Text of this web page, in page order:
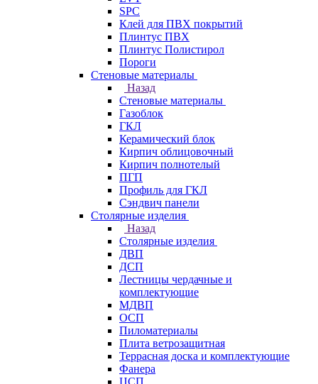
SPC
Клей для ПВХ покрытий
Плинтус ПВХ
Плинтус Полистирол
Пороги
Стеновые материалы
Назад
Стеновые материалы
Газоблок
ГКЛ
Керамический блок
Кирпич облицовочный
Кирпич полнотелый
ПГП
Профиль для ГКЛ
Сэндвич панели
Столярные изделия
Назад
Столярные изделия
ДВП
ДСП
Лестницы чердачные и
комплектующие
МДВП
ОСП
Пиломатериалы
Плита ветрозащитная
Террасная доска и комплектующие
Фанера
ЦСП